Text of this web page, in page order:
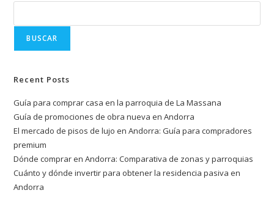
BUSCAR
Recent Posts
Guía para comprar casa en la parroquia de La Massana
Guía de promociones de obra nueva en Andorra
El mercado de pisos de lujo en Andorra: Guía para compradores
premium
Dónde comprar en Andorra: Comparativa de zonas y parroquias
Cuánto y dónde invertir para obtener la residencia pasiva en
Andorra